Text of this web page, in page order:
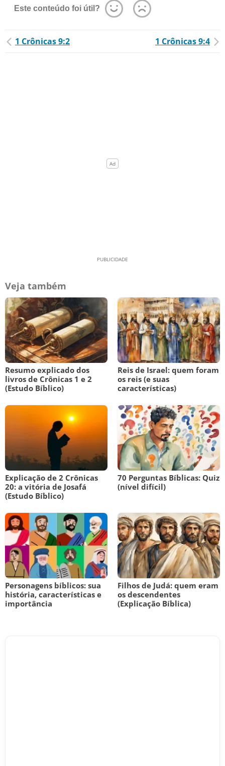
Este conteúdo foi útil?
1 Crônicas 9:2 1 Crônicas 9:4
Veja também
Resumo explicado dos
livros de Crônicas 1 e 2
(Estudo Bíblico)
Reis de Israel: quem foram
os reis (e suas
características)
Explicação de 2 Crônicas
20: a vitória de Josafá
(Estudo Bíblico)
70 Perguntas Bíblicas: Quiz
(nível difícil)
Personagens bíblicos: sua
história, características e
importância
Filhos de Judá: quem eram
os descendentes
(Explicação Bíblica)